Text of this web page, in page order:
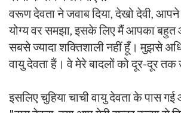
वरूण देवता ने जवाब दिया, देखो देवी,
योग्य वर समझा, इसके लिए मैं आपका बहुत
सबसे ज्यादा शक्तिशाली नहीं हूँ। मुझसे
वायु देवता हैं। वे मेरे बादलों को दूर-दूर
इसलिए चुहिया चाची वायु देवता के पास